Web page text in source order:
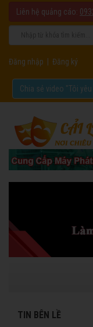
Liên hệ quảng cáo:
Đăng nhập Đăng ký
Chia sẻ video "Tôi
TIN BÊN LỀ